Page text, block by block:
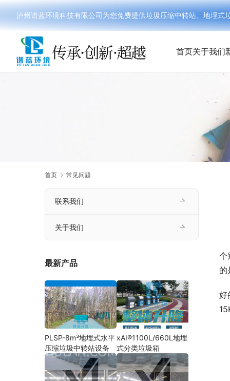
首页关于我们
首页 常见问题
个
的
好
联系我们
关于我们
最新产品
PLSP-8m³地埋式水平
压缩垃圾中转站设备
xAI®1100L/660L地埋
式分类垃圾箱
泸州谱蓝环境科技有限公司为您免费提供垃圾压缩中转站、地埋